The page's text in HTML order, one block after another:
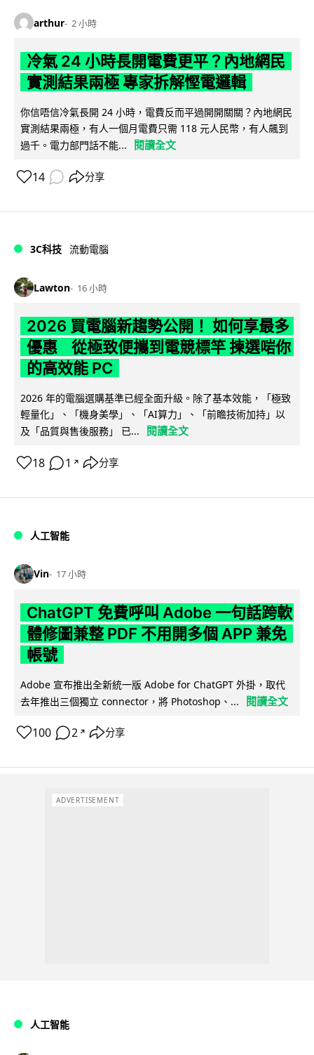
arthur 2 小時
冷氣 24 小時長開電費更平？內地網民
實測結果兩極 專家拆解慳電邏輯
你信唔信冷氣長開 24 小時，電費反而平過開開關關？內地網民
實測結果兩極，有人一個月電費只需 118 元人民幣，有人飆到
過千。電力部門話不能...
閱讀全文
14 分享
3C科技 流動電腦
Lawton 16 小時
2026 買電腦新趨勢公開！ 如何享最多
優惠 從極致便攜到電競標竿 揀選啱你
的高效能 PC
2026 年的電腦選購基準已經全面升級。除了基本效能，「極致
輕量化」、「機身美學」、「AI算力」、「前瞻技術加持」以
及「品質與售後服務」 已...
閱讀全文
18 1 ↗ 分享
人工智能
Vin 17 小時
ChatGPT 免費呼叫 Adobe 一句話跨軟
體修圖兼整 PDF 不用開多個 APP 兼免
帳號
Adobe 宣布推出全新統一版 Adobe for ChatGPT 外掛，取代
去年推出三個獨立 connector，將 Photoshop、...
閱讀全文
100 2 ↗ 分享
ADVERTISEMENT
人工智能